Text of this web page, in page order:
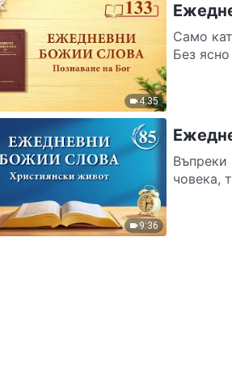
4:35
Само
Без
9:36
Въпреки
човека,